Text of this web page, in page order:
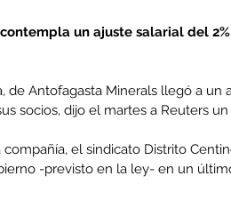
un ajuste salarial del
de Antofagasta Minerals llegó a un
socios, dijo el martes a Reuters un
el sindicato Distrito
-previsto en la ley- en un